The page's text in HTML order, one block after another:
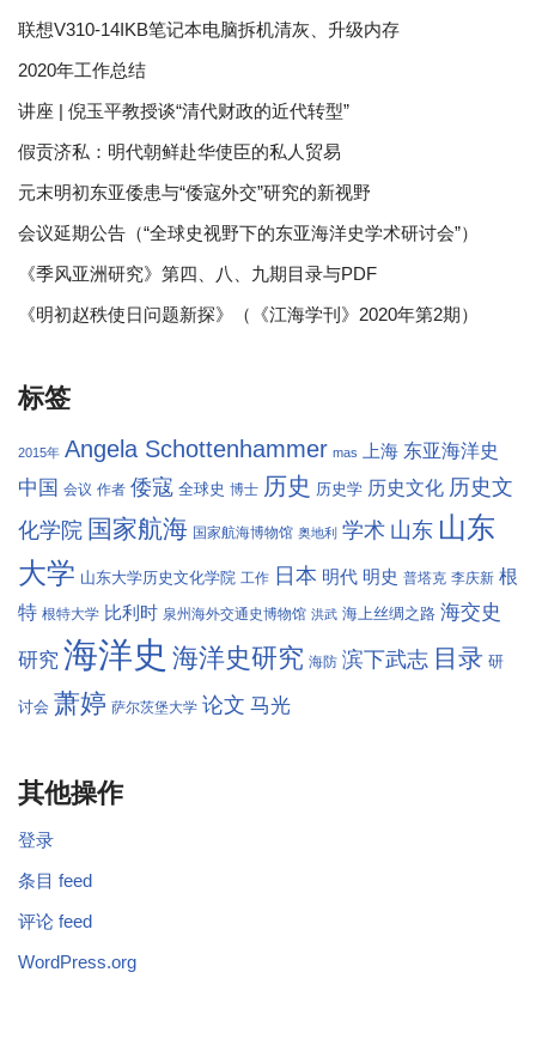
联想V310-14IKB笔记本电脑拆机清灰、升级内存
2020年工作总结
讲座 | 倪玉平教授谈“清代财政的近代转型”
假贡济私：明代朝鲜赴华使臣的私人贸易
元末明初东亚倭患与“倭寇外交”研究的新视野
会议延期公告（“全球史视野下的东亚海洋史学术研讨会”）
《季风亚洲研究》第四、八、九期目录与PDF
《明初赵秩使日问题新探》（《江海学刊》2020年第2期）
标签
2015年 Angela Schottenhammer mas 上海 东亚海洋史
中国 会议 作者 倭寇 全球史 博士 历史 历史学 历史文化 历史文
化学院 国家航海 国家航海博物馆 奥地利 学术 山东 山东
大学 山东大学历史文化学院 工作 日本 明代 明史 普塔克 李庆新 根
特 根特大学 比利时 泉州海外交通史博物馆 洪武 海上丝绸之路 海交史
研究 海洋史 海洋史研究 海防 滨下武志 目录 研
讨会 萧婷 萨尔茨堡大学 论文 马光
其他操作
登录
条目 feed
评论 feed
WordPress.org